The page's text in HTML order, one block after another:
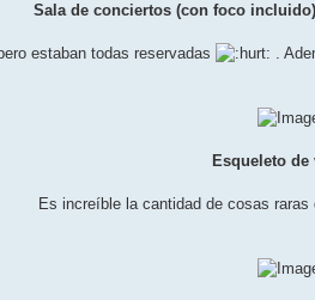
Sala de conciertos (con foco
estaban todas reservadas .
Esqueleto
Es increíble la cantidad de cosas